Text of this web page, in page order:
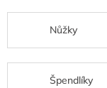
Nůžky
Špendlíky